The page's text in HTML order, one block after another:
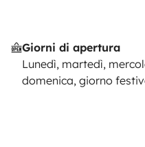
Giorni di apertura
Lunedì, martedì,
domenica, giorno